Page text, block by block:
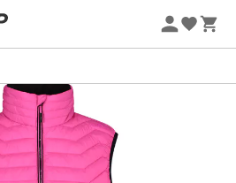
dès 2 produits* code Summer5
-5% Extra - Code Summer5